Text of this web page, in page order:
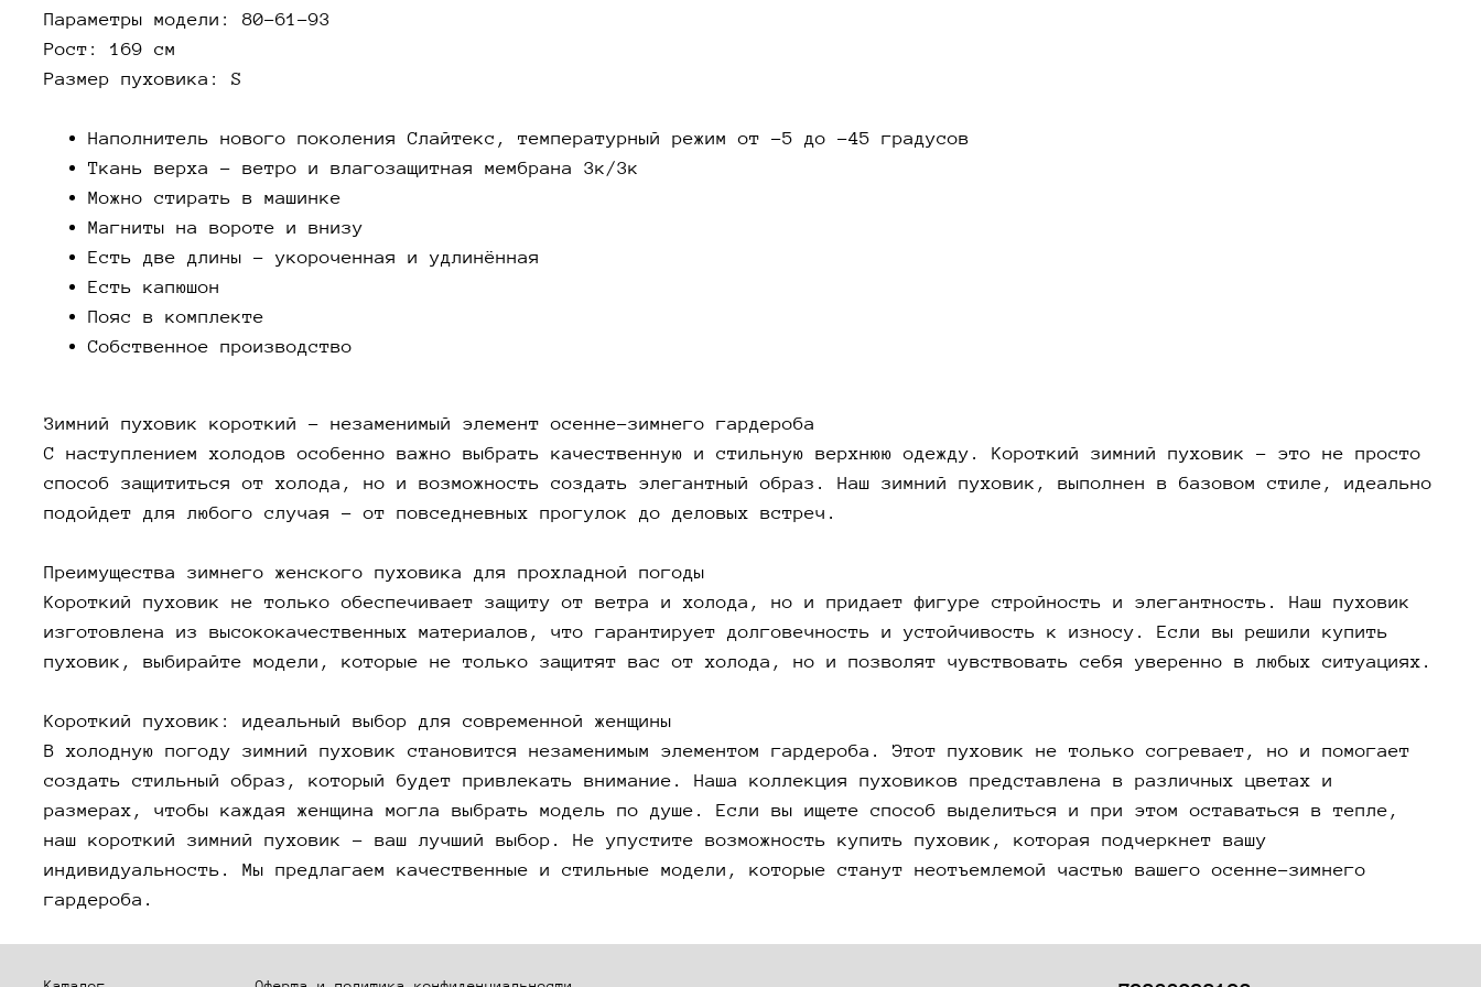
Короткий пуховик не только обеспечивает защиту от
незаменимым элементом гардероба. Этот пуховик не
только согревает, но и помогает создать стильный
модель по душе. Если вы ищете способ выделиться и
при этом оставаться в тепле, наш короткий зимний
пуховик – ваш лучший выбор. Не упустите возможность
вашего осенне-зимнего гардероба.
Параметры модели: 80-61-93
Рост: 169 см
Размер пуховика: S
Наполнитель нового поколения Слайтекс, температурный режим от -5 до -45 градусов
Ткань верха - ветро и влагозащитная мембрана 3к/3к
Можно стирать в машинке
Магниты на вороте и внизу
Есть две длины - укороченная и удлинённая
Есть капюшон
Пояс в комплекте
Собственное производство
Зимний пуховик короткий – незаменимый элемент осенне-зимнего гардероба
С наступлением холодов особенно важно выбрать качественную и стильную верхнюю одежду. Короткий зимний пуховик – это не просто
способ защититься от холода, но и возможность создать элегантный образ. Наш зимний пуховик, выполнен в базовом стиле, идеально
подойдет для любого случая – от повседневных прогулок до деловых встреч.
Преимущества зимнего женского пуховика для прохладной погоды
Короткий пуховик не только обеспечивает защиту от ветра и холода, но и придает фигуре стройность и элегантность. Наш пуховик
изготовлена из высококачественных материалов, что гарантирует долговечность и устойчивость к износу. Если вы решили купить
пуховик, выбирайте модели, которые не только защитят вас от холода, но и позволят чувствовать себя уверенно в любых ситуациях.
Короткий пуховик: идеальный выбор для современной женщины
В холодную погоду зимний пуховик становится незаменимым элементом гардероба. Этот пуховик не только согревает, но и помогает
создать стильный образ, который будет привлекать внимание. Наша коллекция пуховиков представлена в различных цветах и
размерах, чтобы каждая женщина могла выбрать модель по душе. Если вы ищете способ выделиться и при этом оставаться в тепле,
наш короткий зимний пуховик – ваш лучший выбор. Не упустите возможность купить пуховик, которая подчеркнет вашу
индивидуальность. Мы предлагаем качественные и стильные модели, которые станут неотъемлемой частью вашего осенне-зимнего
гардероба.